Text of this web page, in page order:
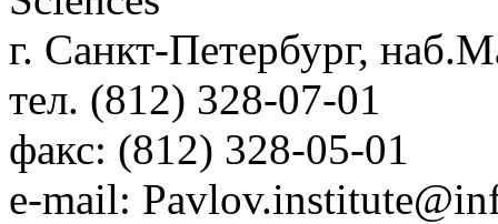
г. Санкт-Петербург,
тел. (812) 328-07-01
факс: (812) 328-05-01
e-mail: